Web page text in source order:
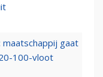
maatschappij gaat
100-vloot